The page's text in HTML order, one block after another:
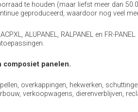
te houden (maar liefst meer dan
geproduceerd, waardoor nog veel
ALUPANEL, RALPANEL en FR-
composiet panelen.
overkappingen, hekwerken,
verkoopwagens, dierenverblijven,